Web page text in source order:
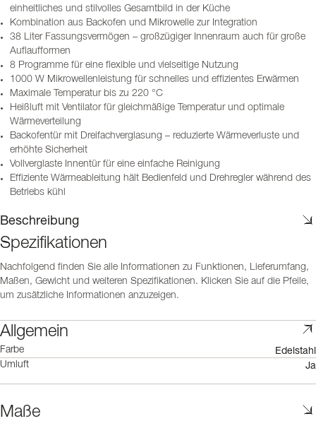
einheitliches und stilvolles Gesamtbild in der Küche
Kombination aus Backofen und Mikrowelle zur Integration
38 Liter Fassungsvermögen – großzügiger Innenraum auch für große
Auflaufformen
8 Programme für eine flexible und vielseitige Nutzung
1000 W Mikrowellenleistung für schnelles und effizientes Erwärmen
Maximale Temperatur bis zu 220 °C
Heißluft mit Ventilator für gleichmäßige Temperatur und optimale
Wärmeverteilung
Backofentür mit Dreifachverglasung – reduzierte Wärmeverluste und
erhöhte Sicherheit
Vollverglaste Innentür für eine einfache Reinigung
Effiziente Wärmeableitung hält Bedienfeld und Drehregler während des
Betriebs kühl
Beschreibung
Spezifikationen
Nachfolgend finden Sie alle Informationen zu Funktionen, Lieferumfang,
Maßen, Gewicht und weiteren Spezifikationen. Klicken Sie auf die Pfeile,
um zusätzliche Informationen anzuzeigen.
Allgemein
Farbe Edelstahl
Umluft Ja
Maße